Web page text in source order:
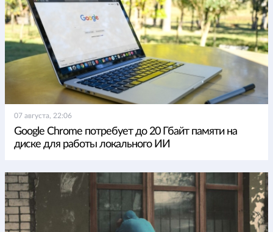
07 августа, 22:06
Google Chrome потребует до 20 Гбайт памяти на
диске для работы локального ИИ